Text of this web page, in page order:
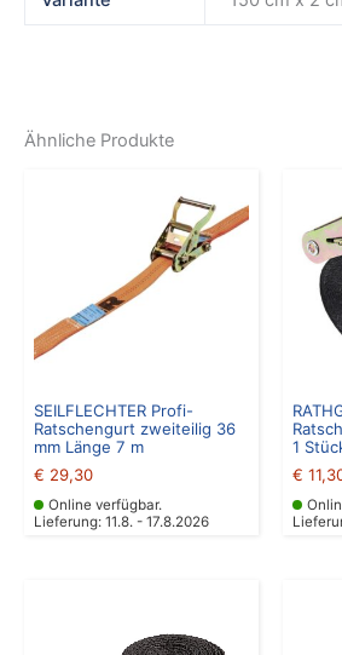
Ähnliche Produkte
SEILFLECHTER Profi-
Ratschengurt zweiteilig 36
mm Länge 7 m
€ 29,30
Online verfügbar.
Lieferung: 11.8. - 17.8.2026
1
€